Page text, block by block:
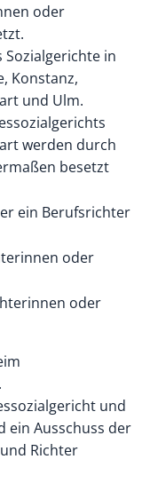
oder
in
Konstanz,
und Ulm.
werden durch
besetzt
ein Berufsrichter
oder
oder
und
ein Ausschuss der
Richter